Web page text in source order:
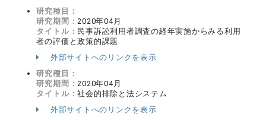
研究種目：
研究期間：2020年04月
タイトル： 民事訴訟利用者調査の経年実施からみる利用
者の評価と政策的課題
外部サイトへのリンクを表示
研究種目：
研究期間：2020年04月
タイトル：社会的排除と法システム
外部サイトへのリンクを表示